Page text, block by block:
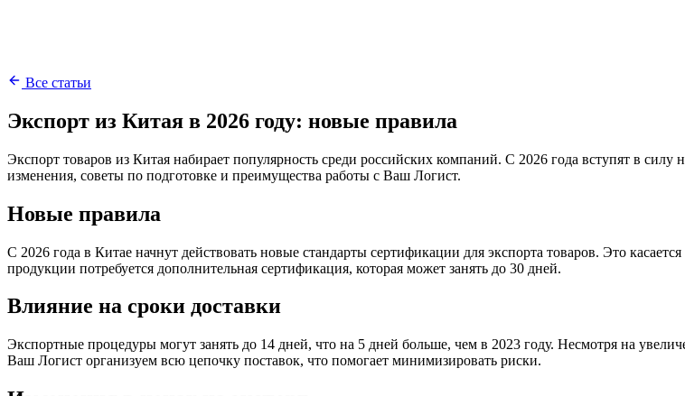
Все статьи
Экспорт из Китая в 2026 году: новые правила
Экспорт товаров из Китая набирает популярность среди российских компаний. С 2026 года вступят в
изменения, советы по подготовке и преимущества работы с Ваш Логист.
Новые правила
С 2026 года в Китае начнут действовать новые стандарты сертификации для экспорта товаров. Это
продукции потребуется дополнительная сертификация, которая может занять до 30 дней.
Влияние на сроки доставки
Экспортные процедуры могут занять до 14 дней, что на 5 дней больше, чем в 2023 году. Несмотря на
Ваш Логист организуем всю цепочку поставок, что помогает минимизировать риски.